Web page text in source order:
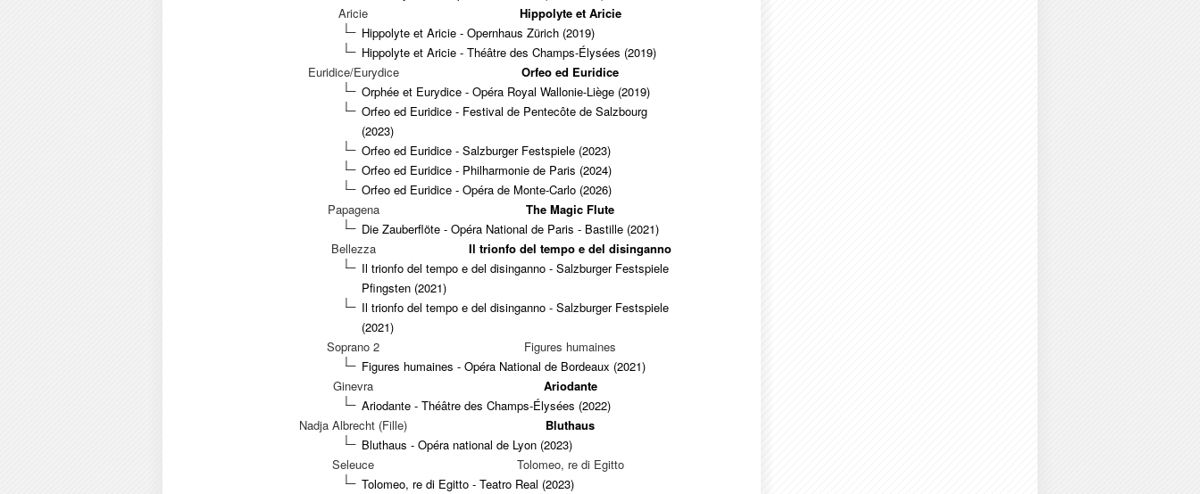
Aricie
Hippolyte et Aricie
Hippolyte et Aricie - Opernhaus Zürich (2019)
Hippolyte et Aricie - Théâtre des Champs-Élysées (2019)
Euridice/Eurydice
Orfeo ed Euridice
Orphée et Eurydice - Opéra Royal Wallonie-Liège (2019)
Orfeo ed Euridice - Festival de Pentecôte de Salzbourg
(2023)
Orfeo ed Euridice - Salzburger Festspiele (2023)
Orfeo ed Euridice - Philharmonie de Paris (2024)
Orfeo ed Euridice - Opéra de Monte-Carlo (2026)
Papagena
The Magic Flute
Die Zauberflöte - Opéra National de Paris - Bastille (2021)
Bellezza
Il trionfo del tempo e del disinganno
Il trionfo del tempo e del disinganno - Salzburger Festspiele
Pfingsten (2021)
Il trionfo del tempo e del disinganno - Salzburger Festspiele
(2021)
Soprano 2
Figures humaines
Figures humaines - Opéra National de Bordeaux (2021)
Ginevra
Ariodante
Ariodante - Théâtre des Champs-Élysées (2022)
Nadja Albrecht (Fille)
Bluthaus
Bluthaus - Opéra national de Lyon (2023)
Seleuce
Tolomeo, re di Egitto
Tolomeo, re di Egitto - Teatro Real (2023)